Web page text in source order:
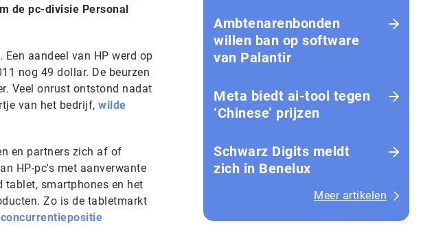
de pc-divisie Personal
aandeel van HP werd op
nog 49 dollar. De beurzen
Veel onrust ontstond nadat
van het bedrijf, wilde
en partners zich af of
HP-pc's met aanverwante
tablet, smartphones en het
Zo is de tabletmarkt
Ambtenarenbonden
willen ban op software
van Palantir
Meta biedt ai-tool tegen
‘Chinese’ prijzen
Schwarz Digits meldt
zich in Benelux
Meer artikelen